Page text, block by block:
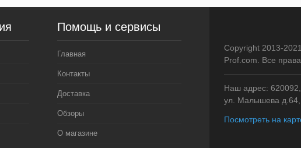
Помощь и сервисы
Главная
Контакты
Доставка
Обзоры
О магазине
Copyright 2013-
Prof.com. Все
Наш адрес: 620092,
ул. Малышева д.64,
Посмотреть на